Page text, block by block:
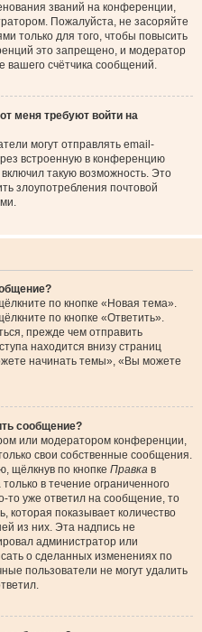
званий на конференции,
Пожалуйста, не засоряйте
только для того, чтобы повысить
это запрещено, и модератор
вашего счётчика сообщений.
меня требуют войти на
могут отправлять email-
встроенную в конференцию
такую возможность. Это
злоупотребления почтовой
по кнопке «Новая тема».
по кнопке «Ответить».
прежде чем отправить
находится внизу страниц
начинать темы», «Вы можете
сообщение?
или модератором конференции,
свои собственные сообщения.
щёлкнув по кнопке Правка в
в течение ограниченного
то уже ответил на сообщение, то
которая показывает количество
из них. Эта надпись не
администратор или
о сделанных изменениях по
пользователи не могут удалить